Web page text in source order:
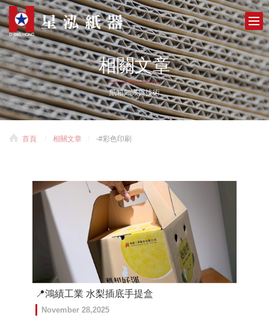
相關文章
紙箱知識與技術
首頁 相關文章 -#彩色印刷
📍鴻績工業 水梨插底手提盒
November 28,2025